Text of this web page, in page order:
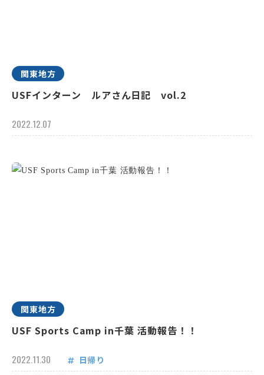
関東地方
USFインターン ルアさん日記 vol.2
2022.12.07
関東地方
USF Sports Camp in千葉 活動報告！！
2022.11.30 日帰り